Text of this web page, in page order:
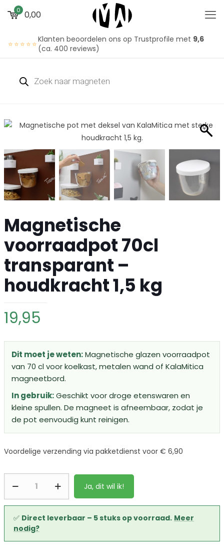
0 0,00
⭐⭐⭐⭐⭐Klanten beoordelen ons op Trustprofile met 9,6
(ca. 400 reviews)
Magnetische
voorraadpot 70cl
transparant –
houdkracht 1,5 kg
19,95
Dit moet je weten:Magnetische glazen voorraadpot
van 70 cl voor koelkast, metalen wand of KalaMitica
magneetbord.
In gebruik:Geschikt voor droge etenswaren en
kleine spullen. De magneet is afneembaar, zodat je
de pot eenvoudig kunt reinigen.
Voordelige verzending via pakketdienst voor € 6,90
Ja, dit wil ik!
✅ Direct leverbaar – 5 stuks op voorraad. Meer
nodig?